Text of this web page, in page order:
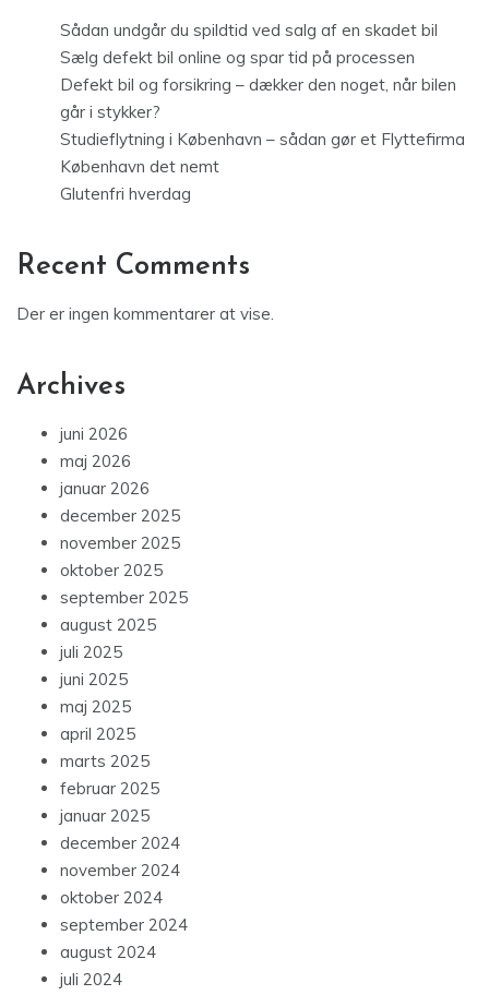
Sådan undgår du spildtid ved salg af en skadet bil
Sælg defekt bil online og spar tid på processen
Defekt bil og forsikring – dækker den noget, når bilen
går i stykker?
Studieflytning i København – sådan gør et Flyttefirma
København det nemt
Glutenfri hverdag
Recent Comments
Der er ingen kommentarer at vise.
Archives
juni 2026
maj 2026
januar 2026
december 2025
november 2025
oktober 2025
september 2025
august 2025
juli 2025
juni 2025
maj 2025
april 2025
marts 2025
februar 2025
januar 2025
december 2024
november 2024
oktober 2024
september 2024
august 2024
juli 2024